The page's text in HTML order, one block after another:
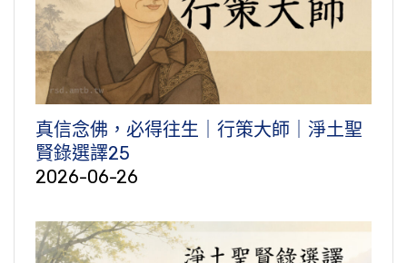
真信念佛，必得往生｜行策大師｜淨土聖
賢錄選譯25
2026-06-26